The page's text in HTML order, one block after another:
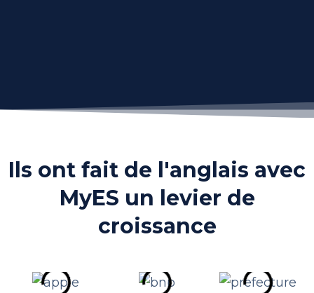
Ils ont fait de l'anglais avec
MyES un levier de
croissance